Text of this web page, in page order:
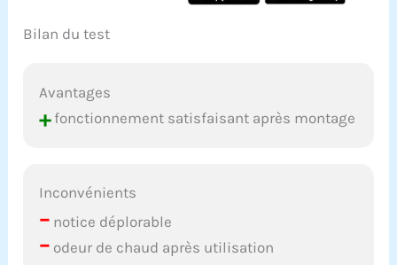
Bilan du test
Avantages
+fonctionnement satisfaisant après montage
Inconvénients
– notice déplorable
– odeur de chaud après utilisation